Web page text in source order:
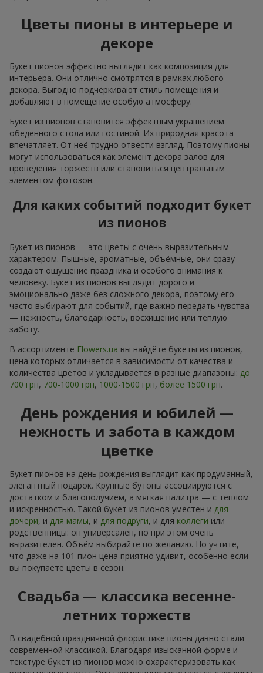
Цветы пионы в интерьере и
декоре
Букет пионов эффектно выглядит как композиция для
интерьера. Они отлично смотрятся в рамках любого
декора. Выгодно подчёркивают стиль помещения и
добавляют в помещение особую атмосферу.
Букет из пионов становится эффектным украшением
обеденного стола или гостиной. Их природная красота
впечатляет. От неё трудно отвести взгляд. Поэтому пионы
могут использоваться как элемент декора залов для
проведения торжеств или становиться центральным
элементом фотозон.
Для каких событий подходит букет
из пионов
Букет из пионов — это цветы с очень выразительным
характером. Пышные, ароматные, объёмные, они сразу
создают ощущение праздника и особого внимания к
человеку. Букет из пионов выглядит дорого и
эмоционально даже без сложного декора, поэтому его
часто выбирают для событий, где важно передать чувства
— нежность, благодарность, восхищение или тёплую
заботу.
В ассортименте Flowers.ua вы найдёте букеты из пионов,
цена которых отличается в зависимости от качества и
количества цветов и укладывается в разные диапазоны: до
700 грн, 700-1000 грн, 1000-1500 грн, более 1500 грн.
День рождения и юбилей —
нежность и забота в каждом
цветке
Букет пионов на день рождения выглядит как продуманный,
элегантный подарок. Крупные бутоны ассоциируются с
достатком и благополучием, а мягкая палитра — с теплом
и искренностью. Такой букет из пионов уместен и для
дочери, и для мамы, и для подруги, и для коллеги или
родственницы: он универсален, но при этом очень
выразителен. Объём выбирайте по желанию. Но учтите,
что даже на 101 пион цена приятно удивит, особенно если
вы покупаете цветы в сезон.
Свадьба — классика весенне-
летних торжеств
В свадебной праздничной флористике пионы давно стали
современной классикой. Благодаря изысканной форме и
текстуре букет из пионов можно охарактеризовать как